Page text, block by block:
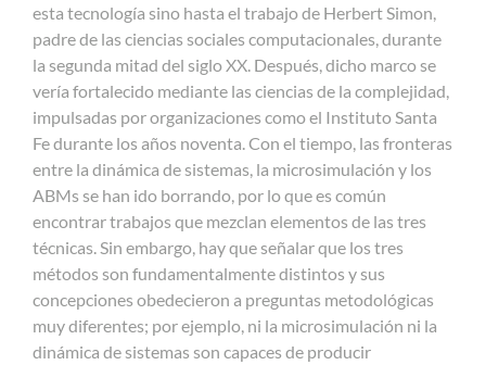
esta tecnología sino hasta el trabajo de Herbert Simon,
padre de las ciencias sociales computacionales, durante
la segunda mitad del siglo XX. Después, dicho marco se
vería fortalecido mediante las ciencias de la complejidad,
impulsadas por organizaciones como el Instituto Santa
Fe durante los años noventa. Con el tiempo, las fronteras
entre la dinámica de sistemas, la microsimulación y los
ABMs se han ido borrando, por lo que es común
encontrar trabajos que mezclan elementos de las tres
técnicas. Sin embargo, hay que señalar que los tres
métodos son fundamentalmente distintos y sus
concepciones obedecieron a preguntas metodológicas
muy diferentes; por ejemplo, ni la microsimulación ni la
dinámica de sistemas son capaces de producir